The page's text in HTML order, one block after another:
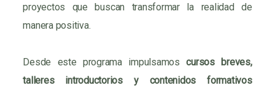
proyectos que buscan transformar la realidad de
manera positiva.
Desde este programa impulsamoscursos breves,
talleres introductorios y contenidos formativos